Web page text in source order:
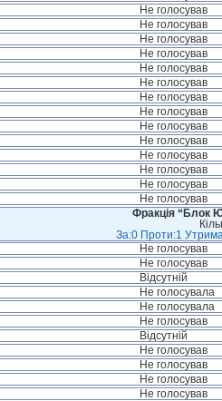
Не голосував
Не голосував
Не голосував
Не голосував
Не голосував
Не голосував
Не голосував
Не голосував
Не голосував
Не голосував
Не голосував
Не голосував
Не голосував
Не голосував
Фракція “Блок
За:0 Проти:1
Не голосував
Не голосував
Відсутній
Не голосувала
Не голосувала
Не голосував
Відсутній
Не голосував
Не голосував
Не голосував
Не голосував